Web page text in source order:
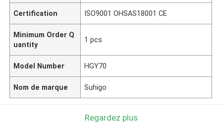
Certification ISO9001 OHSAS18001 CE
Minimum Order Q
uantity
1 pcs
Model Number HGY70
Nom de marque Suhigo
Regardez plus